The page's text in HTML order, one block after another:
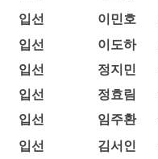
입선
이민호
입선
이도하
입선
정지민
입선
정효림
입선
임주환
입선
김서인